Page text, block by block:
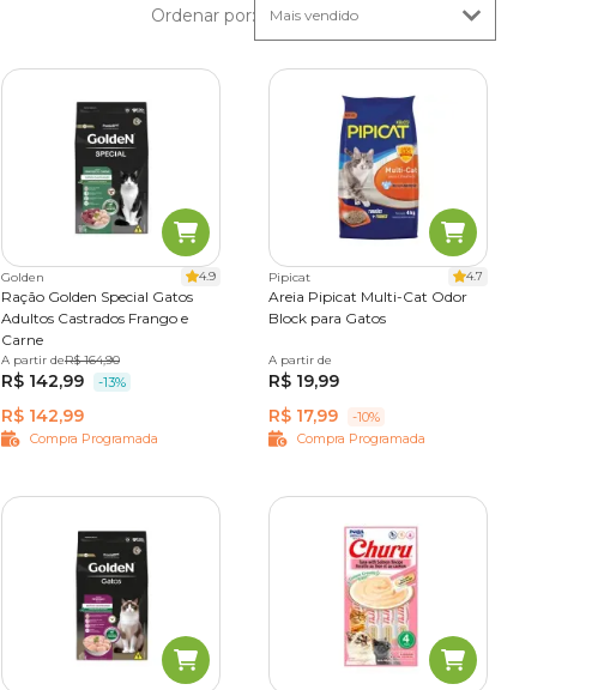
Ordenar por:
Golden 4.9
Ração Golden Special Gatos
Adultos Castrados Frango e
Carne
3 kg 10,1 kg
A partir deR$ 164,90
R$ 142,99 -13%
R$ 142,99
Compra Programada
Pipicat 4.7
Areia Pipicat Multi-Cat Odor
Block para Gatos
4 kg
A partir de
R$ 19,99
R$ 17,99
-10%
Compra Programada